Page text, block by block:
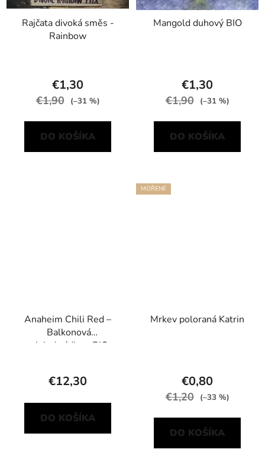
Rajčata divoká směs -
Rainbow
€1,30
€1,90 (–31 %)
DO KOŠÍKA
Mangold duhový BIO
€1,30
€1,90 (–31 %)
DO KOŠÍKA
Anaheim Chili Red –
Balkonová
minizahrádka s BIO
€12,30
DO KOŠÍKA
MOŘENÉ
Mrkev poloraná Katrin
€0,80
€1,20 (–33 %)
DO KOŠÍKA